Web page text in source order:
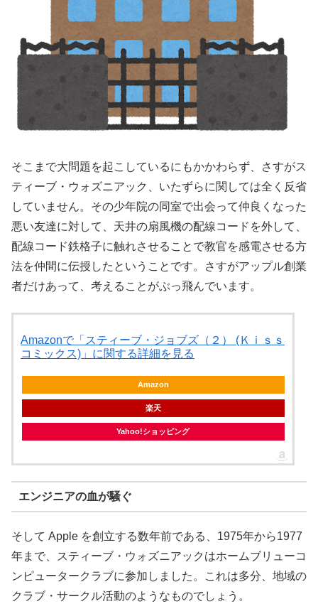
そこまで大問題を起こしているにもかかわらず、さすがス
ティーブ・ウォズニアック、いたずらに関しては全く反省
していません。その少年院の同室で出会って仲良くなった
悪い友達に対して、天井の扇風機の配線コードを外して、
配線コード鉄格子に触れさせることで教官を感電させる方
法を仲間に伝授したということです。さすがアップル創業
者だけあって、考えることがぶっ飛んでいます。
Amazonで「スティーブ・ジョブズ（２） (Ｋｉｓｓ
コミックス)」に関する詳細を見る
Amazon
楽天
Yahoo!ショッピング
エンジニアの血が騒ぐ
そして Apple を創立する数年前である、1975年から1977
年まで、スティーブ・ウォズニアックはホームブリューコ
ンピュータークラブに参加しました。これは多分、地域の
クラブ・サークル活動のようなものでしょう。